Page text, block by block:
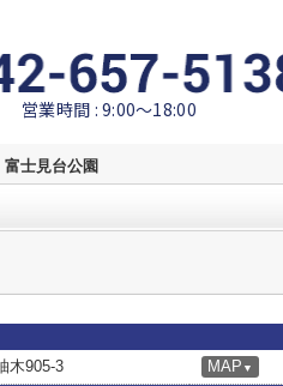
営業時間 : 9:00～18:00
富士見台公園
木905-3 MAP ▼